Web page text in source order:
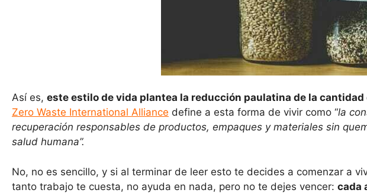
Así es, este estilo de vida plantea la reducción paulatina de la
Zero Waste International Alliance define a esta forma de vivir como “la
recuperación responsables de productos, empaques y materiales sin
salud humana”.
No, no es sencillo, y si al terminar de leer esto te decides a comenzar a
tanto trabajo te cuesta, no ayuda en nada, pero no te dejes vencer: cada